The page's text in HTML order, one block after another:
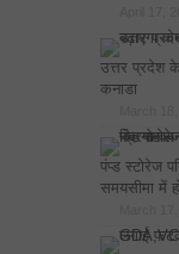
उत्तर प्रदेश के
कनाडा
पंप्ड स्टोरेज
समयसीमा में